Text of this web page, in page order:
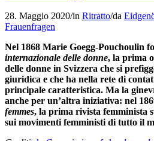
28. Maggio 2020/in Ritratto/da
Frauenfragen
Nel 1868 Marie Goegg-Pouchoulin
internazionale delle donne, la prima
delle donne in Svizzera che si
giuridica e che ha nella rete di
principale caratteristica. Ma la
anche per un’altra iniziativa: nel
femmes, la prima rivista femminista
sui movimenti femministi di tutto il